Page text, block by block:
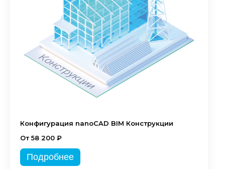
Конфигурация nanoCAD BIM Конструкции
От 58 200 ₽
Подробнее